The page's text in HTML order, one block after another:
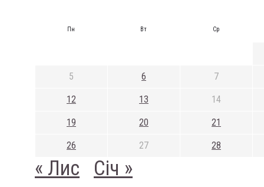
Пн Вт Ср
5 6 7
12 13 14
19 20 21
26 27 28
« Лис Січ »